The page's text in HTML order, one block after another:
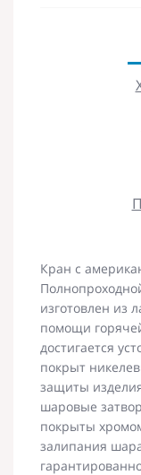
Кран с
изготовлен из
помощи
достигается
покрыт
защиты
шаровые
покрыты
залипания